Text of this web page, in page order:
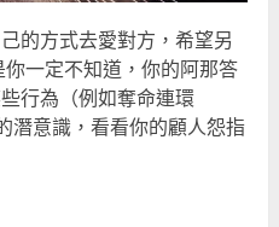
的方式去愛對方，希望另
一定不知道，你的阿那答
行為（例如奪命連環
潛意識，看看你的顧人怨指